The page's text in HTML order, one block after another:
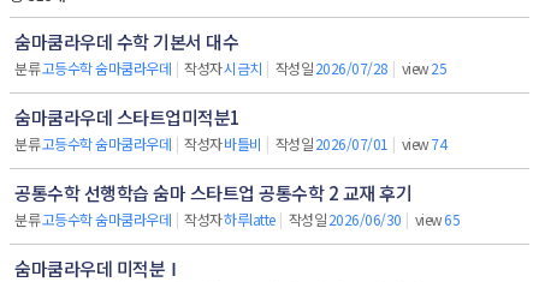
숨마쿰라우데 수학 기본서 대수
분류고등수학 숨마쿰라우데 | 작성자시금치 | 작성일2026/07/28 | view25
숨마쿰라우데 스타트업미적분1
분류고등수학 숨마쿰라우데 | 작성자바틀비 | 작성일2026/07/01 | view74
공통수학 선행학습 숨마 스타트업 공통수학 2 교재 후기
분류고등수학 숨마쿰라우데 | 작성자하루latte | 작성일2026/06/30 | view65
숨마쿰라우데 미적분Ⅰ